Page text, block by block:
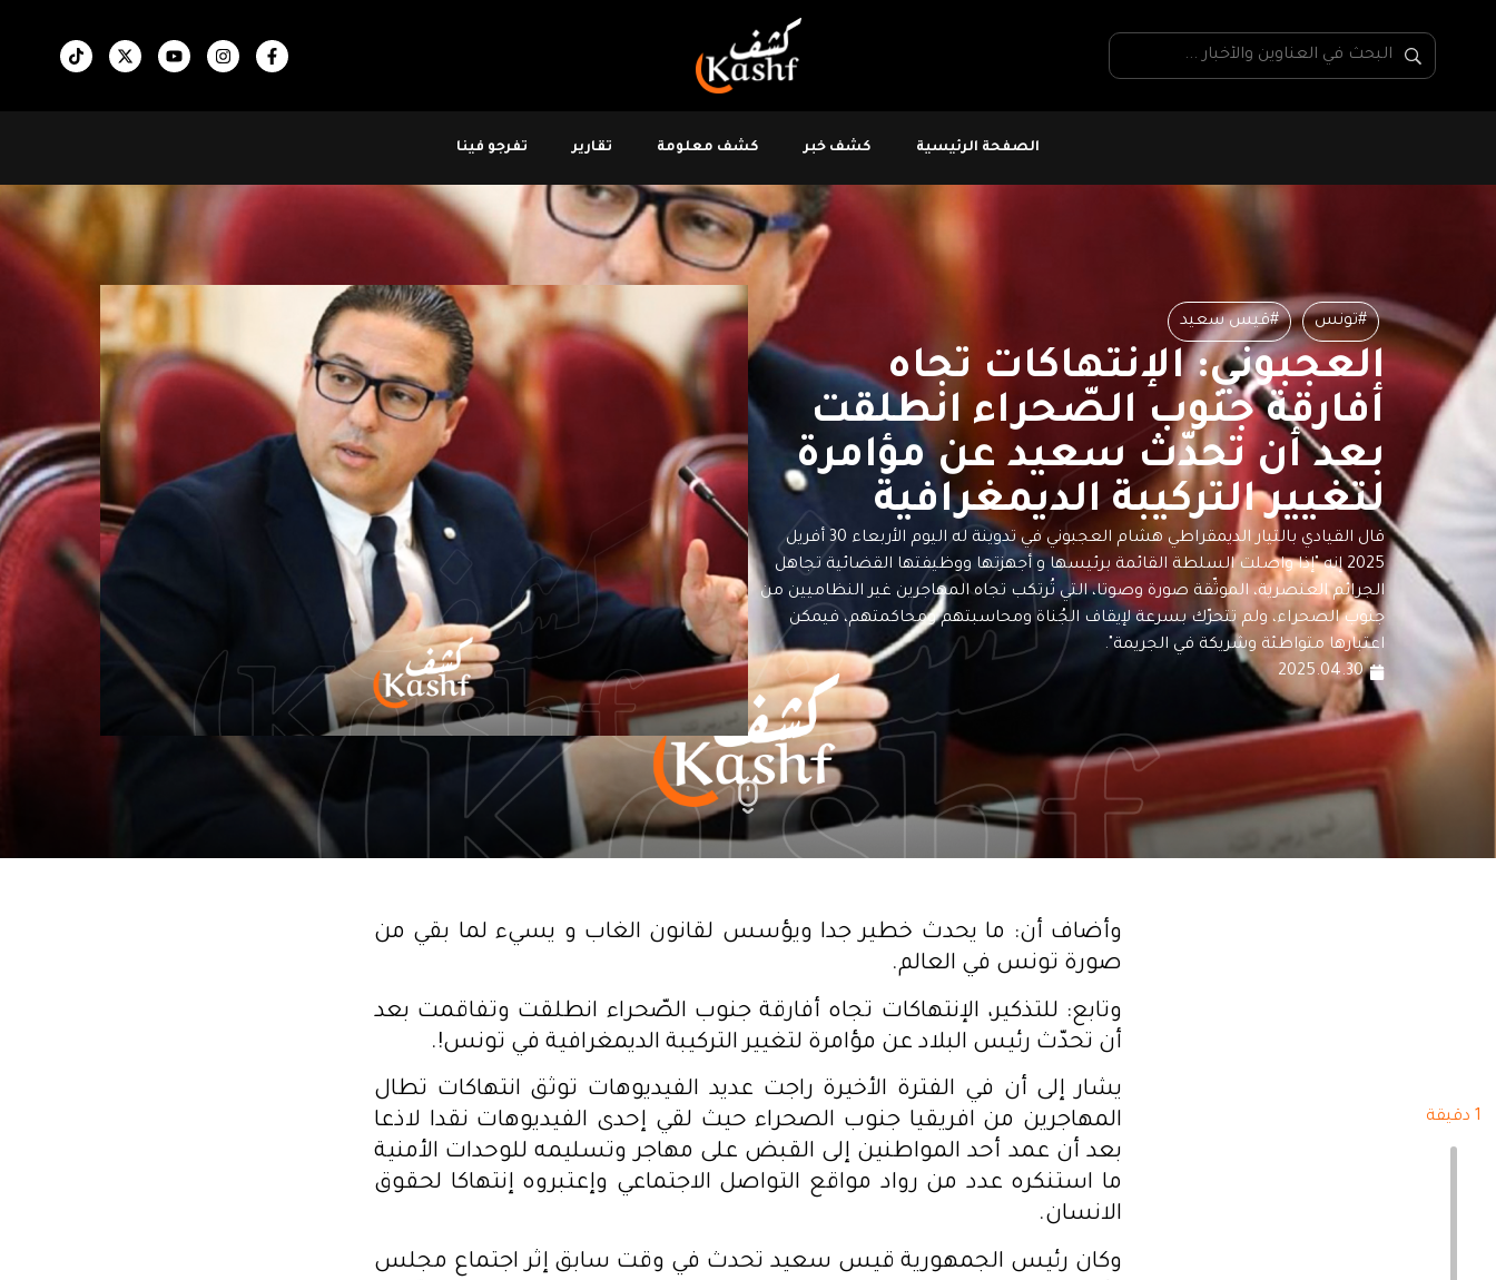
الصفحة الرئيسية كشف خبر كشف معلومة تقارير تفرجو فينا
#تونس #قيس سعيد
العجبوني: الإنتهاكات تجاه
أفارقة جنوب الصّحراء انطلقت
بعد أن تحدّث سعيد عن مؤامرة
لتغيير التركيبة الديمغرافية
قال القيادي بالتيار الديمقراطي هشام العجبوني في تدوينة له اليوم الأربعاء 30 أفريل
2025 إنه "إذا واصلت السلطة القائمة برئيسها و أجهزتها ووظيفتها القضائية تجاهل
الجرائم العنصرية، الموثّقة صورة وصوتا، التي تُرتكب تجاه المهاجرين غير النظاميين من
جنوب الصحراء، ولم تتحرّك بسرعة لإيقاف الجُناة ومحاسبتهم ومحاكمتهم، فيمكن
اعتبارها متواطئة وشريكة في الجريمة".
2025.04.30
1 دقيقة
وأضاف أن: ما يحدث خطير جدا ويؤسس لقانون الغاب و يسيء لما بقي من
صورة تونس في العالم.
وتابع: للتذكير، الإنتهاكات تجاه أفارقة جنوب الصّحراء انطلقت وتفاقمت بعد
أن تحدّث رئيس البلاد عن مؤامرة لتغيير التركيبة الديمغرافية في تونس!.
يشار إلى أن في الفترة الأخيرة راجت عديد الفيديوهات توثق انتهاكات تطال
المهاجرين من افريقيا جنوب الصحراء حيث لقي إحدى الفيديوهات نقدا لاذعا
بعد أن عمد أحد المواطنين إلى القبض على مهاجر وتسليمه للوحدات الأمنية
ما استنكره عدد من رواد مواقع التواصل الاجتماعي وإعتبروه إنتهاكا لحقوق
الانسان.
وكان رئيس الجمهورية قيس سعيد تحدث في وقت سابق إثر اجتماع مجلس